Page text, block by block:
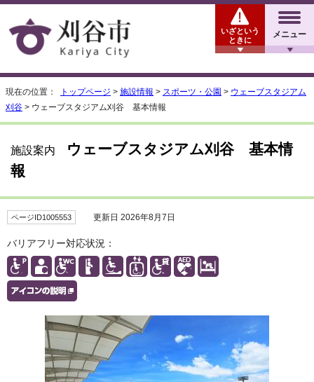
メニュー
いざという
ときに
現在の位置： トップページ > 施設情報 > スポーツ・公園 > ウェーブスタジアム
刈谷 > ウェーブスタジアム刈谷 基本情報
施設案内
ウェーブスタジアム刈谷 基本情
報
ページID1005553 更新日 2026年8月7日
バリアフリー対応状況：